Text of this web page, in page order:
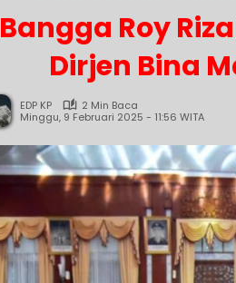
Bangga Roy
Dirjen Bina
EDP KP
2 Min Baca
Minggu, 9 Februari 2025 - 11:56 WITA